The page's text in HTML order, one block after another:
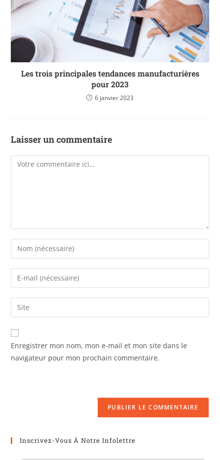
Les trois principales tendances manufacturières
pour 2023
6 janvier 2023
Laisser un commentaire
Enregistrer mon nom, mon e-mail et mon site dans le
navigateur pour mon prochain commentaire.
Inscrivez-Vous À Notre Infolettre